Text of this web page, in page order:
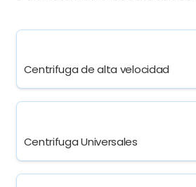
Centrifuga de alta velocidad
Centrifuga Universales